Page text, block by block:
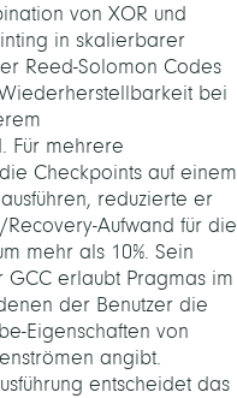
von XOR und
in skalierbarer
Reed-Solomon Codes
bei
Für mehrere
Checkpoints auf einem
reduzierte er
Aufwand für die
mehr als 10%. Sein
GCC erlaubt Pragmas im
der Benutzer die
Eigenschaften von
angibt.
entscheidet das